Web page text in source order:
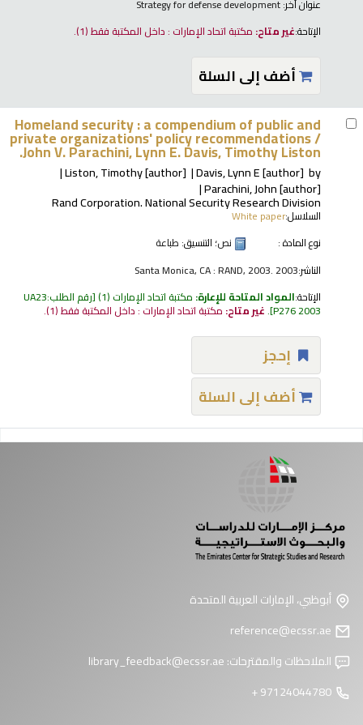
عنوان آخر:Strategy for defense development
الإتاحة:غير متاح: مكتبة اتحاد الإمارات : داخل المكتبة فقط(1).
أضف إلى السلة
Homeland security : a compendium of public and
private organizations' policy recommendations /
John V. Parachini, Lynn E. Davis, Timothy Liston.
by
Davis, Lynn E[author]
Liston, Timothy[author]
Parachini, John[author]
Rand Corporation. National Security Research Division
السلاسل:White paper
نوع المادة :
نص؛ التنسيق: طباعة
الناشر:Santa Monica, CA : RAND, 2003. 2003
الإتاحة:المواد المتاحة للإعارة: مكتبة اتحاد الإمارات (1) رقم الطلب:UA23
P276 2003
.غير متاح: مكتبة اتحاد الإمارات : داخل المكتبة فقط(1).
إحجز
أضف إلى السلة
أبوظبي، الإمارات العربية المتحدة
الملاحظات والمقترحات:library_feedback@ecssr.ae